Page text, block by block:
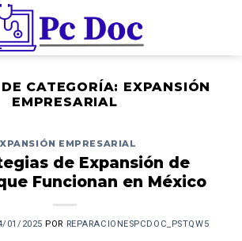
CATEGORÍA: EXPANSIÓN
EMPRESARIAL
EMPRESARIAL
de Expansión de
Funcionan en México
01/2025 POR REPARACIONESPCDOC_PSTQW5